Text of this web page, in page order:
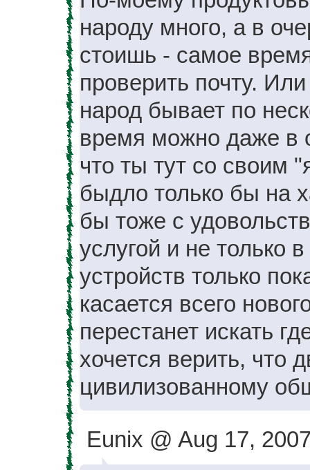
народу много, а в
стоишь - самое
проверить почту.
народ бывает по
время можно даже в
что ты тут со своим
быдло только бы на
бы тоже с
услугой и не только
устройств только
касается всего
перестанет искать
хочется верить, что
цивилизованному
Eunix @ Aug 17,